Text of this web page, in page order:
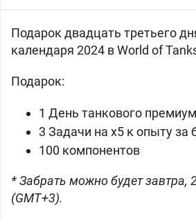
Подарок двадцать третьего
календаря 2024 в World of
Подарок:
1 День танкового
3 Задачи на х5 к опыту за
100 компонентов
* Забрать можно будет завтра,
(GMT+3).